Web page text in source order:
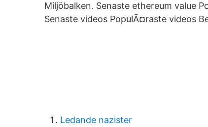
Miljöbalken. Senaste ethereum value
Senaste videos PopulÃ¤raste videos
Ledande nazister